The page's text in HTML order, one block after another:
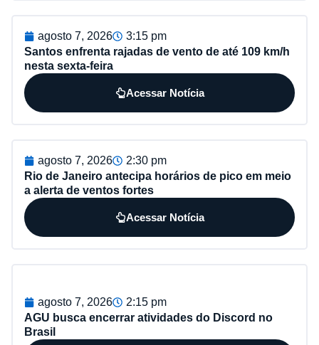
agosto 7, 2026
3:15 pm
Santos enfrenta rajadas de vento de até 109 km/h
nesta sexta-feira
Acessar Notícia
agosto 7, 2026
2:30 pm
Rio de Janeiro antecipa horários de pico em meio
a alerta de ventos fortes
Acessar Notícia
agosto 7, 2026
2:15 pm
AGU busca encerrar atividades do Discord no
Brasil